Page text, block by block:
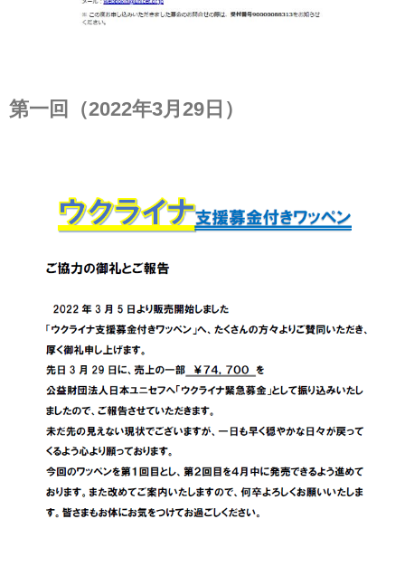
第一回（2022年3月29日）